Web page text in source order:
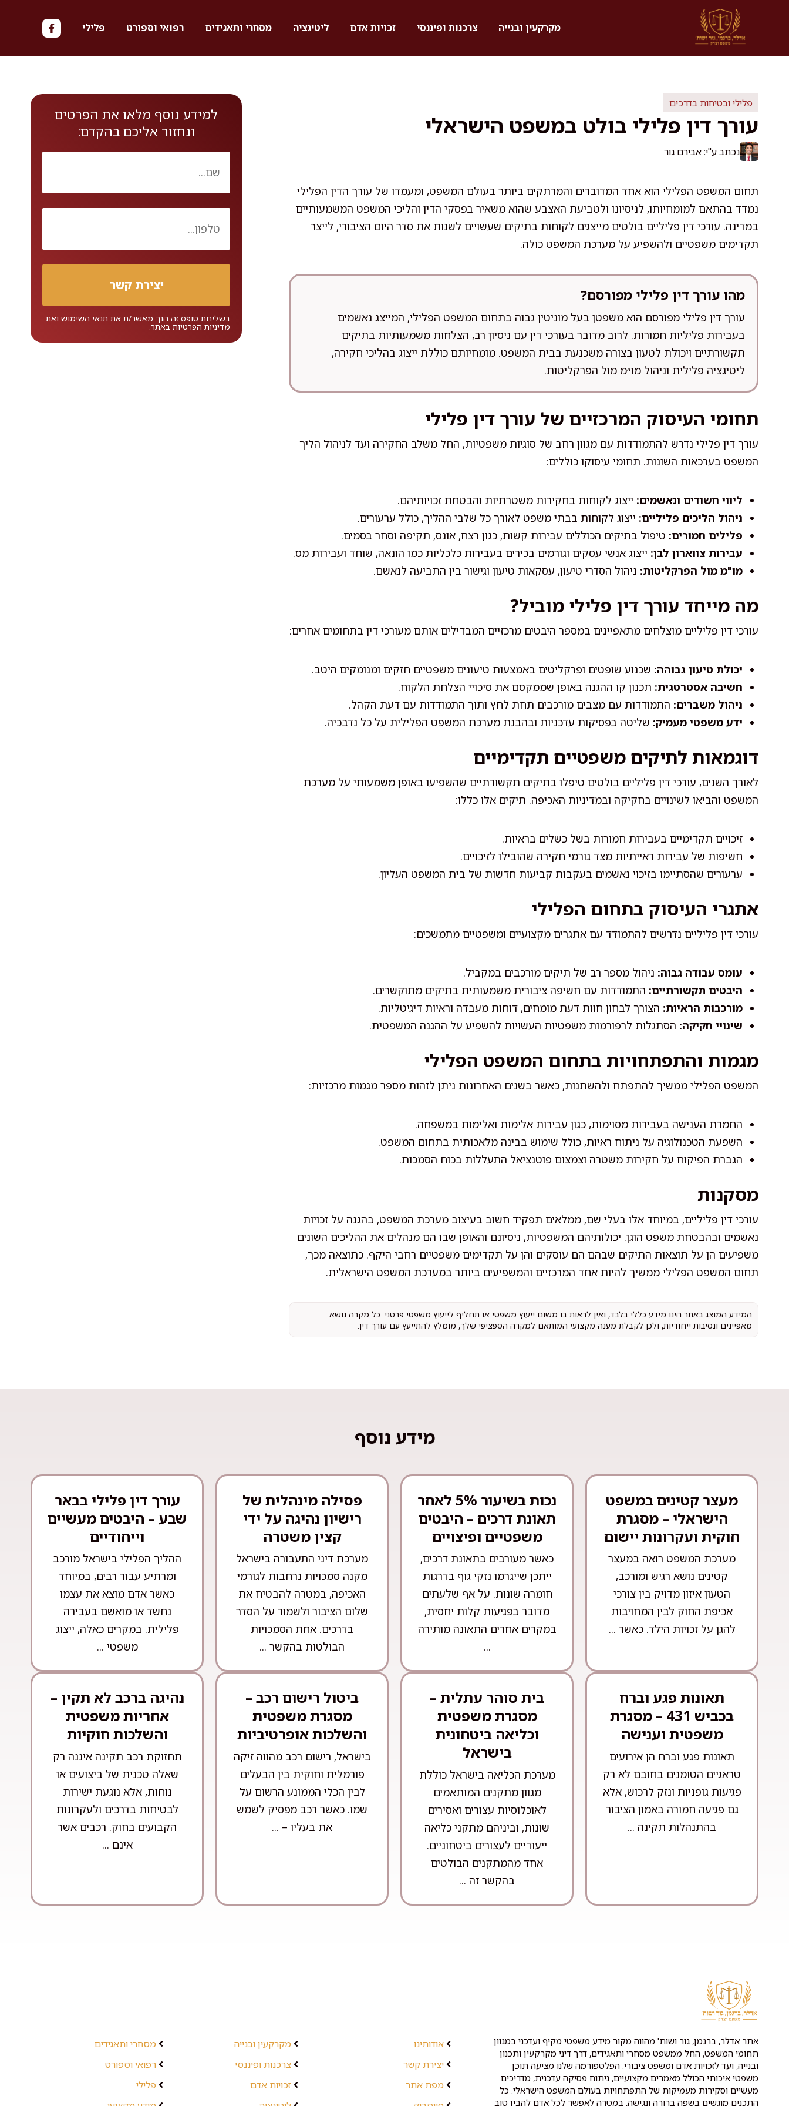
מקרקעין ובנייה צרכנות ופיננסי זכויות אדם ליטיגציה מסחרי ותאגידים רפואי וספורט פלילי
פלילי ובטיחות בדרכים
עורך דין פלילי בולט במשפט הישראלי
נכתב ע"י: אבירם גור
תחום המשפט הפלילי הוא אחד המדוברים והמרתקים ביותר בעולם המשפט, ומעמדו של עורך הדין הפלילי
נמדד בהתאם למומחיותו, לניסיונו ולטביעת האצבע שהוא משאיר בפסקי הדין והליכי המשפט המשמעותיים
במדינה. עורכי דין פליליים בולטים מייצגים לקוחות בתיקים שעשויים לשנות את סדר היום הציבורי, לייצר
תקדימים משפטיים ולהשפיע על מערכת המשפט כולה.
מהו עורך דין פלילי מפורסם?
עורך דין פלילי מפורסם הוא משפטן בעל מוניטין גבוה בתחום המשפט הפלילי, המייצג נאשמים
בעבירות פליליות חמורות. לרוב מדובר בעורכי דין עם ניסיון רב, הצלחות משמעותיות בתיקים
תקשורתיים ויכולת לטעון בצורה משכנעת בבית המשפט. מומחיותם כוללת ייצוג בהליכי חקירה,
ליטיגציה פלילית וניהול מו״מ מול הפרקליטות.
תחומי העיסוק המרכזיים של עורך דין פלילי
עורך דין פלילי נדרש להתמודדות עם מגוון רחב של סוגיות משפטיות, החל משלב החקירה ועד לניהול הליך
המשפט בערכאות השונות. תחומי עיסוקו כוללים:
ליווי חשודים ונאשמים: ייצוג לקוחות בחקירות משטרתיות והבטחת זכויותיהם.
ניהול הליכים פליליים: ייצוג לקוחות בבתי משפט לאורך כל שלבי ההליך, כולל ערעורים.
פלילים חמורים: טיפול בתיקים הכוללים עבירות קשות, כגון רצח, אונס, תקיפה וסחר בסמים.
עבירות צווארון לבן: ייצוג אנשי עסקים וגורמים בכירים בעבירות כלכליות כמו הונאה, שוחד ועבירות מס.
מו"מ מול הפרקליטות: ניהול הסדרי טיעון, עסקאות טיעון וגישור בין התביעה לנאשם.
מה מייחד עורך דין פלילי מוביל?
עורכי דין פליליים מוצלחים מתאפיינים במספר היבטים מרכזיים המבדילים אותם מעורכי דין בתחומים אחרים:
יכולת טיעון גבוהה: שכנוע שופטים ופרקליטים באמצעות טיעונים משפטיים חזקים ומנומקים היטב.
חשיבה אסטרטגית: תכנון קו ההגנה באופן שממקסם את סיכויי הצלחת הלקוח.
ניהול משברים: התמודדות עם מצבים מורכבים תחת לחץ ותוך התמודדות עם דעת הקהל.
ידע משפטי מעמיק: שליטה בפסיקות עדכניות ובהבנת מערכת המשפט הפלילית על כל נדבכיה.
דוגמאות לתיקים משפטיים תקדימיים
לאורך השנים, עורכי דין פליליים בולטים טיפלו בתיקים תקשורתיים שהשפיעו באופן משמעותי על מערכת
המשפט והביאו לשינויים בחקיקה ובמדיניות האכיפה. תיקים אלו כללו:
זיכויים תקדימיים בעבירות חמורות בשל כשלים בראיות.
חשיפות של עבירות ראייתיות מצד גורמי חקירה שהובילו לזיכויים.
ערעורים שהסתיימו בזיכוי נאשמים בעקבות קביעות חדשות של בית המשפט העליון.
אתגרי העיסוק בתחום הפלילי
עורכי דין פליליים נדרשים להתמודד עם אתגרים מקצועיים ומשפטיים מתמשכים:
עומס עבודה גבוה: ניהול מספר רב של תיקים מורכבים במקביל.
היבטים תקשורתיים: התמודדות עם חשיפה ציבורית משמעותית בתיקים מתוקשרים.
מורכבות הראיות: הצורך לבחון חוות דעת מומחים, דוחות מעבדה וראיות דיגיטליות.
שינויי חקיקה: הסתגלות לרפורמות משפטיות העשויות להשפיע על ההגנה המשפטית.
מגמות והתפתחויות בתחום המשפט הפלילי
המשפט הפלילי ממשיך להתפתח ולהשתנות, כאשר בשנים האחרונות ניתן לזהות מספר מגמות מרכזיות:
החמרת הענישה בעבירות מסוימות, כגון עבירות אלימות ואלימות במשפחה.
השפעת הטכנולוגיה על ניתוח ראיות, כולל שימוש בבינה מלאכותית בתחום המשפט.
הגברת הפיקוח על חקירות משטרה וצמצום פוטנציאל התעללות בכוח הסמכות.
מסקנות
עורכי דין פליליים, במיוחד אלו בעלי שם, ממלאים תפקיד חשוב בעיצוב מערכת המשפט, בהגנה על זכויות
נאשמים ובהבטחת משפט הוגן. יכולותיהם המשפטיות, ניסיונם והאופן שבו הם מנהלים את ההליכים השונים
משפיעים הן על תוצאות התיקים שבהם הם עוסקים והן על תקדימים משפטיים רחבי היקף. כתוצאה מכך,
תחום המשפט הפלילי ממשיך להיות אחד המרכזיים והמשפיעים ביותר במערכת המשפט הישראלית.
המידע המוצג באתר הינו מידע כללי בלבד, ואין לראות בו משום ייעוץ משפטי או תחליף לייעוץ משפטי פרטני. כל מקרה נושא
מאפיינים ונסיבות ייחודיות, ולכן לקבלת מענה מקצועי המותאם למקרה הספציפי שלך, מומלץ להתייעץ עם עורך דין.
למידע נוסף מלאו את הפרטים
ונחזור אליכם בהקדם:
בשליחת טופס זה הנך מאשר/ת את תנאי השימושואת
מדיניות הפרטיותבאתר.
מידע נוסף
מעצר קטינים במשפט
הישראלי – מסגרת
חוקית ועקרונות יישום
מערכת המשפט רואה במעצר
קטינים נושא רגיש ומורכב,
הטעון איזון מדויק בין צורכי
אכיפת החוק לבין המחויבות
להגן על זכויות הילד. כאשר ...
נכות בשיעור 5% לאחר
תאונת דרכים – היבטים
משפטיים ופיצויים
כאשר מעורבים בתאונת דרכים,
ייתכן שייגרמו נזקי גוף בדרגות
חומרה שונות. על אף שלעתים
מדובר בפגיעות קלות יחסית,
במקרים אחרים התאונה מותירה
...
פסילה מינהלית של
רישיון נהיגה על ידי
קצין משטרה
מערכת דיני התעבורה בישראל
מקנה סמכויות נרחבות לגורמי
האכיפה, במטרה להבטיח את
שלום הציבור ולשמור על הסדר
בדרכים. אחת הסמכויות
הבולטות בהקשר ...
עורך דין פלילי בבאר
שבע – היבטים מעשיים
וייחודיים
ההליך הפלילי בישראל מורכב
ומרתיע עבור רבים, במיוחד
כאשר אדם מוצא את עצמו
נחשד או מואשם בעבירה
פלילית. במקרים כאלה, ייצוג
משפטי ...
תאונות פגע וברח
בכביש 431 – מסגרת
משפטית וענישה
תאונות פגע וברח הן אירועים
טראגיים הטומנים בחובם לא רק
פגיעות גופניות ונזק לרכוש, אלא
גם פגיעה חמורה באמון הציבור
בהתנהלות תקינה ...
בית סוהר עתלית –
מסגרת משפטית
וכליאה ביטחונית
בישראל
מערכת הכליאה בישראל כוללת
מגוון מתקנים המותאמים
לאוכלוסיות עצורים ואסירים
שונות, וביניהם מתקני כליאה
ייעודיים לעצורים ביטחוניים.
אחד מהמתקנים הבולטים
בהקשר זה ...
ביטול רישום רכב –
מסגרת משפטית
והשלכות אופרטיביות
בישראל, רישום רכב מהווה זיקה
פורמלית וחוקית בין הבעלים
לבין הכלי הממונע הרשום על
שמו. כאשר רכב מפסיק לשמש
את בעליו – ...
נהיגה ברכב לא תקין –
אחריות משפטית
והשלכות חוקיות
תחזוקת רכב תקינה איננה רק
שאלה טכנית של ביצועים או
נוחות, אלא נוגעת ישירות
לבטיחות בדרכים ולעקרונות
הקבועים בחוק. רכבים אשר
אינם ...
אתר אדלר, ברגמן, גור ושות' מהווה מקור מידע משפטי מקיף ועדכני במגוון
תחומי המשפט, החל ממשפט מסחרי ותאגידים, דרך דיני מקרקעין ותכנון
ובנייה, ועד לזכויות אדם ומשפט ציבורי. הפלטפורמה שלנו מציעה תוכן
משפטי איכותי הכולל מאמרים מקצועיים, ניתוח פסיקה עדכנית, מדריכים
מעשיים וסקירות מעמיקות של התפתחויות בעולם המשפט הישראלי. כל
התכנים מוגשים בשפה ברורה ונגישה, במטרה לאפשר לכל אדם להבין טוב
אודותינו
יצירת קשר
מפת אתר
מקרקעין ובנייה
צרכנות ופיננסי
זכויות אדם
מסחרי ותאגידים
רפואי וספורט
פלילי